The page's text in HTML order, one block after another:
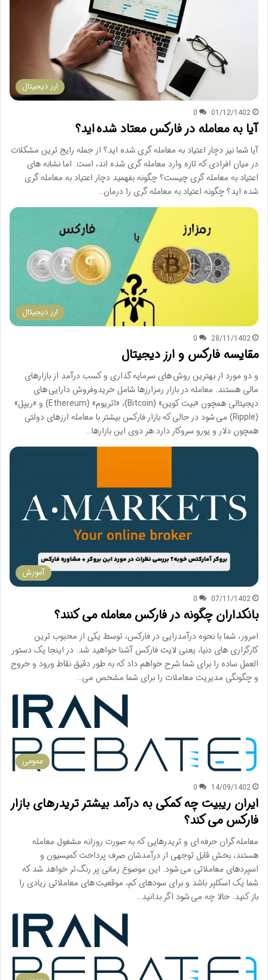
ارز دیجیتال
01/12/1402
0
آیا به معامله در فارکس معتاد شده اید؟
آیا شما نیز دچار اعتیاد به معامله گری شده اید؟ از جمله رایج ترین مشکلات
در میان افرادی که تازه وارد معامله گری شده اند، است. اما نشانه های
اعتیاد به معامله گری چیست؟ چگونه بفهمید دچار اعتیاد به معامله گری
شده اید؟ چگونه اعتیاد به معامله گری را درمان…
ارز دیجیتال
28/11/1402
0
مقایسه فارکس و ارز دیجیتال
و دو مورد از بهترین روش های سرمایه گذاری و کسب درآمد از بازارهای
مالی هستند. معامله در بازار رمزارزها شامل خریدوفروش دارایی های
دیجیتالی همچون «بیت کوین» (Bitcoin)، «اتریوم» (Ethereum) و «ریپل»
(Ripple) می شود در حالی که بازار فارکس بیشتر با معامله ارزهای دولتی
همچون دلار و یورو سروکار دارد.هر دوی این بازارها…
آموزش
07/11/1402
0
بانکداران چگونه در فارکس معامله می کنند؟
امروز، شما با نحوه درآمدزایی در فارکس، توسط یکی از محبوب ترین
کارگزاری های دنیا، یعنی لایت فارکس آشنا خواهید شد. در اینجا یک دستور
العمل ساده را برای شما شرح خواهم داد که به طور دقیق نقاط ورود و خروج
و چگونگی مدیریت معاملات را برای شما مشخص می…
عمومی
14/09/1402
0
ایران ریبیت چه کمکی به درآمد بیشتر تریدرهای بازار
فارکس می کند؟
معامله گران حرفه ای و تریدرهایی که به صورت روزانه مشغول معامله
هستند، بخش قابل توجهی از درآمدشان صرف پرداخت کمیسیون و
اسپردهای معاملاتی می شود. این موضوع زمانی پر رنگ تر خواهد شد که
شما یک اسکلپر باشد و برای سودهای کم، موقعیت های معاملاتی زیادی را
باز کنید. حالا چه می شود اگر بدانید…